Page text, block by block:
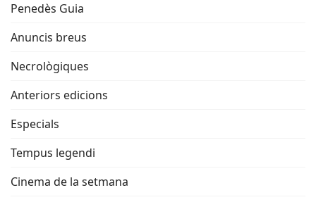
Penedès Guia
Anuncis breus
Necrològiques
Anteriors edicions
Especials
Tempus legendi
Cinema de la setmana